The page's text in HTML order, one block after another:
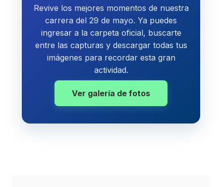
Revive los mejores momentos de nuestra
carrera del 29 de mayo. Ya puedes
ingresar a la carpeta oficial, buscarte
entre las capturas y descargar todas tus
imágenes para recordar esta gran
actividad.
Ver galería de fotos